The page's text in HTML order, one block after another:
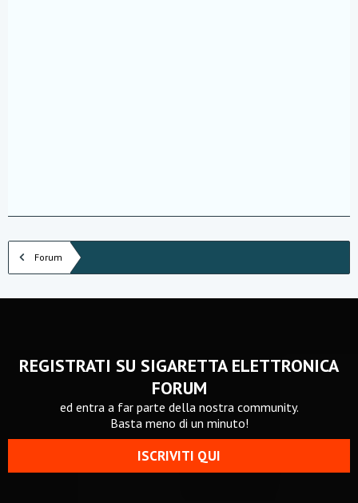
Forum
REGISTRATI SU SIGARETTA ELETTRONICA
FORUM
ed entra a far parte della nostra community.
Basta meno di un minuto!
ISCRIVITI QUI